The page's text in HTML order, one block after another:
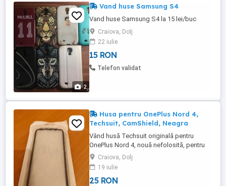
2
Vand huse Samsung S4
Vand huse Samsung S4 la 15 lei/buc
Craiova, Dolj
22 iulie
15 RON
Telefon validat
Husa pentru OnePlus Nord 4,
Techsuit, CamShield, Neagra
Vând husă Techsuit originală pentru
OnePlus Nord 4, nouă nefolosită, pentru
că nu am mai avut nevoie de ea.
Protejează foarte bine telefonul: este
antisoc, are protecție pentru cameră și inel
metalic care e util atât ca suport, cât și
Craiova, Dolj
19 iulie
25 RON